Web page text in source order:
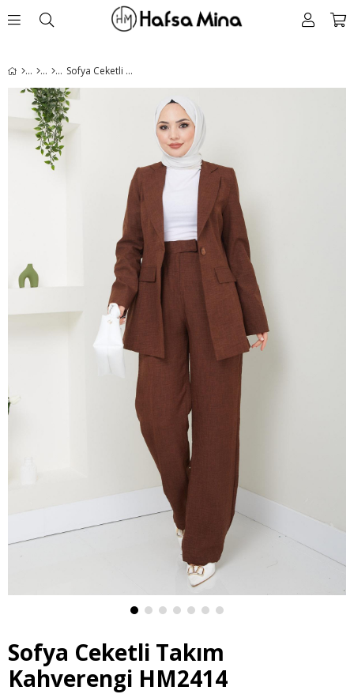
Sofya Ceketli Takım Kahverengi HM2414
Sofya Ceketli Takım
Kahverengi HM2414